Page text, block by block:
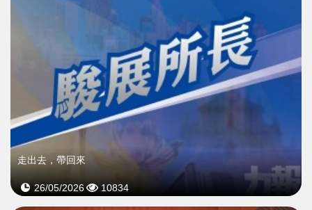
走出去，帶回來
26/05/2026 10834